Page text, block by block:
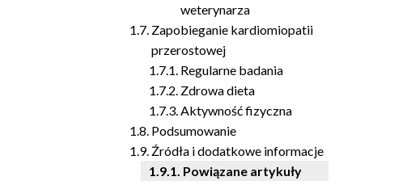
weterynarza
Zapobieganie kardiomiopatii
przerostowej
Regularne badania
Zdrowa dieta
Aktywność fizyczna
Podsumowanie
Źródła i dodatkowe informacje
Powiązane artykuły